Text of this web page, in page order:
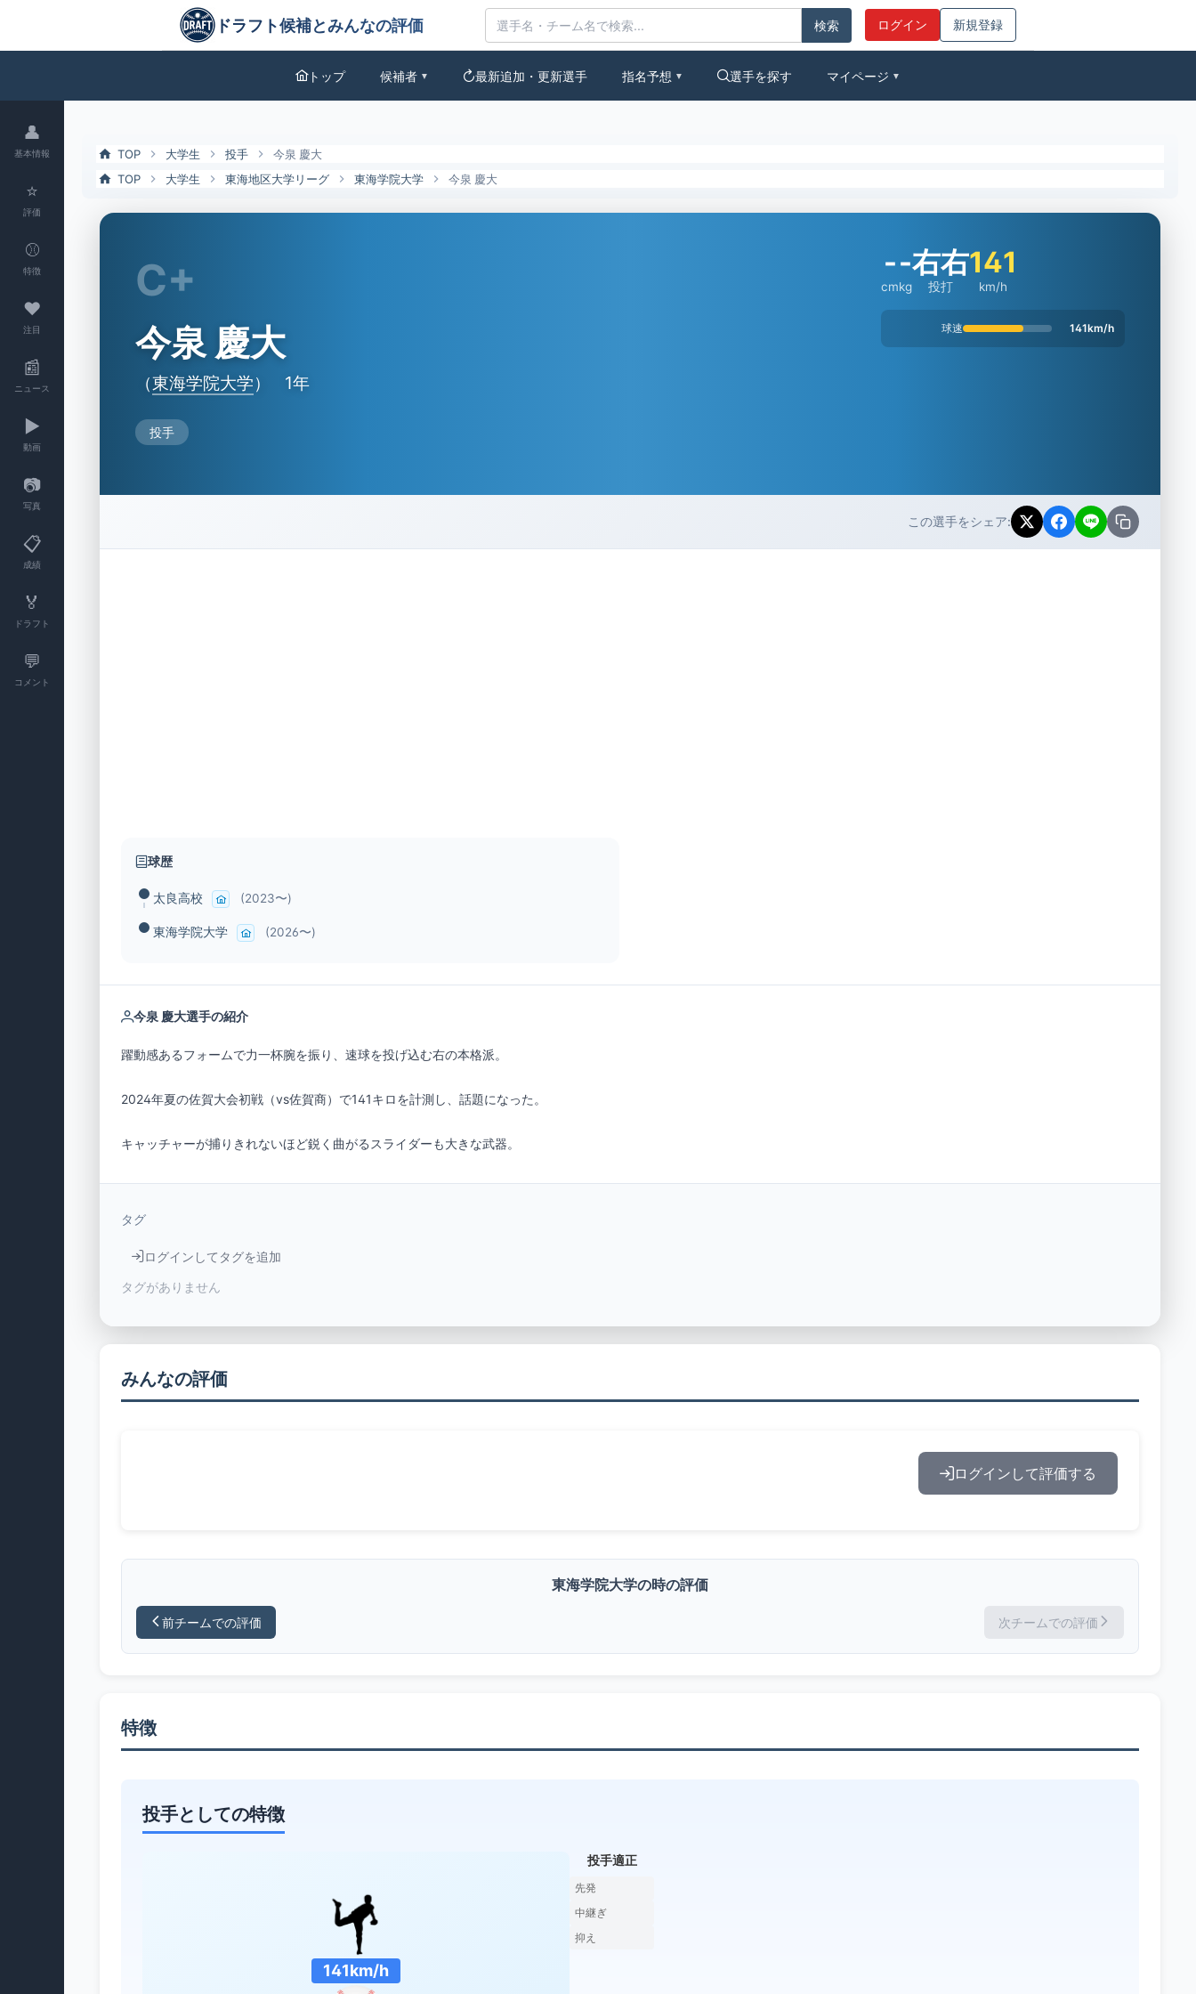
今泉 慶大（東海学院大）の特徴とドラフト評価 | ドラフト候補とみんなの評価
ドラフト候補とみんなの評価
ログイン 新規登録
トップ 候補者 ▼ 最新追加・更新選手 指名予想 ▼ 選手を探す マイページ ▼
👤
基本情報
⭐
評価
⚾
特徴
❤
注目
📰
ニュース
▶️
動画
📷
写真
📋
成績
🏅
ドラフト
💬
コメント
TOP 大学生 投手
今泉 慶大
TOP
大学生 東海地区大学リーグ 東海学院大学 今泉 慶大
C+
今泉 慶大
（東海学院大学） 1年
投手
-
cm
-
kg
右右
投打
141
km/h
球速 141km/h
この選手をシェア:
球歴
太良高校 (2023〜)
東海学院大学 (2026〜)
今泉 慶大選手の紹介
キャッチャーが捕りきれないほど鋭く曲がるスライダーも大きな武器。
タグ
ログインしてタグを追加
タグがありません
みんなの評価
ログインして評価する
東海学院大学の時の評価
前チームでの評価 次チームでの評価
特徴
投手としての特徴
141km/h
投手適正
先発
中継ぎ
抑え